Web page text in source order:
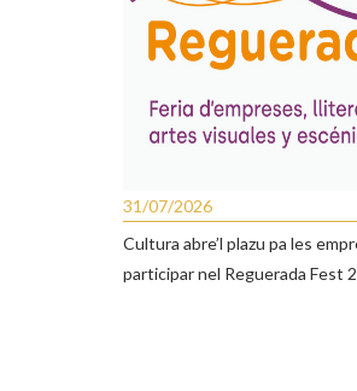
31/07/2026
Cultura abre’l plazu pa les
participar nel Reguerada Fest